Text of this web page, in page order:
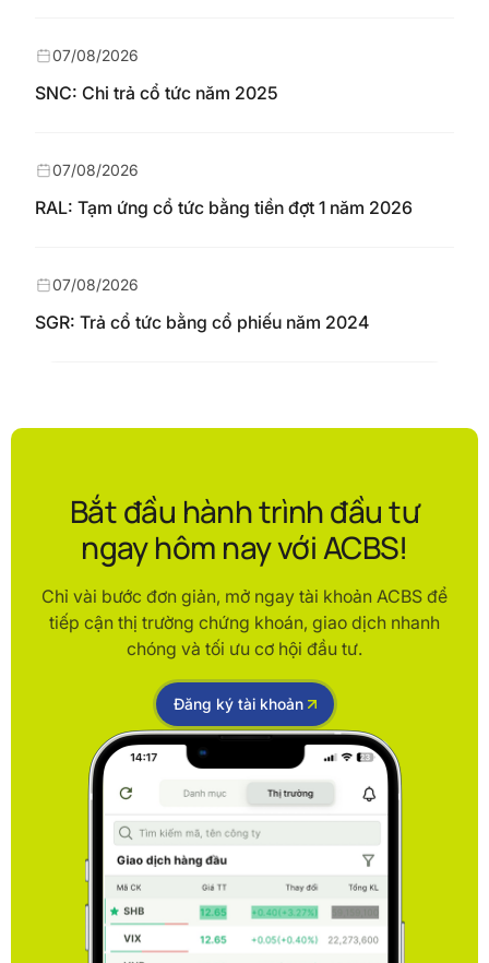
SNC: Chi trả cổ tức năm 2025
07/08/2026
RAL: Tạm ứng cổ tức bằng tiền đợt 1 năm 2026
07/08/2026
SGR: Trả cổ tức bằng cổ phiếu năm 2024
07/08/2026
Bắt đầu hành trình đầu tư
ngay hôm nay với ACBS!
Chỉ vài bước đơn giản, mở ngay tài khoản ACBS để
tiếp cận thị trường chứng khoán, giao dịch nhanh
chóng và tối ưu cơ hội đầu tư.
Đăng ký tài khoản